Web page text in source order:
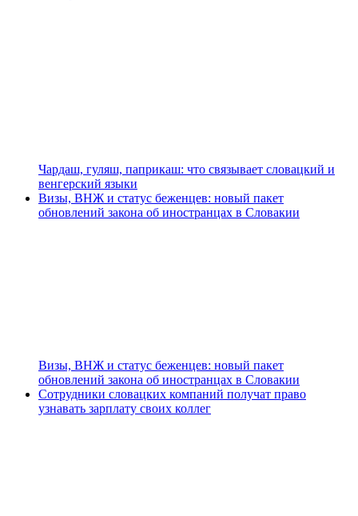
Чардаш, гуляш, паприкаш: что связывает словацкий и
венгерский языки
Визы, ВНЖ и статус беженцев: новый пакет
обновлений закона об иностранцах в Словакии
Визы, ВНЖ и статус беженцев: новый пакет
обновлений закона об иностранцах в Словакии
Сотрудники словацких компаний получат право
узнавать зарплату своих коллег